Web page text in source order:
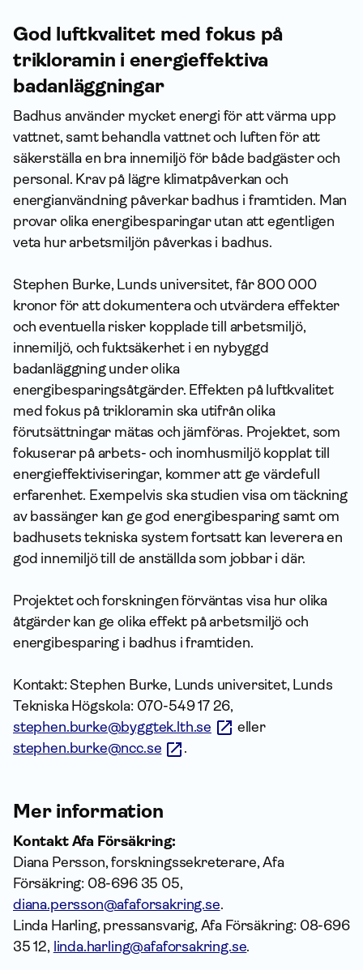
God luftkvalitet med fokus på
trikloramin i energieffektiva
badanläggningar
Badhus använder mycket energi för att värma upp
vattnet, samt behandla vattnet och luften för att
säkerställa en bra innemiljö för både badgäster och
personal. Krav på lägre klimatpåverkan och
energianvändning påverkar badhus i framtiden. Man
provar olika energibesparingar utan att egentligen
veta hur arbetsmiljön påverkas i badhus.
Stephen Burke, Lunds universitet, får 800 000
kronor för att dokumentera och utvärdera effekter
och eventuella risker kopplade till arbetsmiljö,
innemiljö, och fuktsäkerhet i en nybyggd
badanläggning under olika
energibesparingsåtgärder. Effekten på luftkvalitet
med fokus på trikloramin ska utifrån olika
förutsättningar mätas och jämföras. Projektet, som
fokuserar på arbets- och inomhusmiljö kopplat till
energieffektiviseringar, kommer att ge värdefull
erfarenhet. Exempelvis ska studien visa om täckning
av bassänger kan ge god energibesparing samt om
badhusets tekniska system fortsatt kan leverera en
god innemiljö till de anställda som jobbar i där.
Projektet och forskningen förväntas visa hur olika
åtgärder kan ge olika effekt på arbetsmiljö och
energibesparing i badhus i framtiden.
Kontakt: Stephen Burke, Lunds universitet, Lunds
Tekniska Högskola: 070-549 17 26,
stephen.burke@byggtek.lth.se
eller
stephen.burke@ncc.se
.
Mer information
Kontakt Afa Försäkring:
Diana Persson, forskningssekreterare, Afa
Försäkring: 08-696 35 05,
diana.persson@afaforsakring.se.
Linda Harling, pressansvarig, Afa Försäkring: 08-696
35 12, linda.harling@afaforsakring.se.